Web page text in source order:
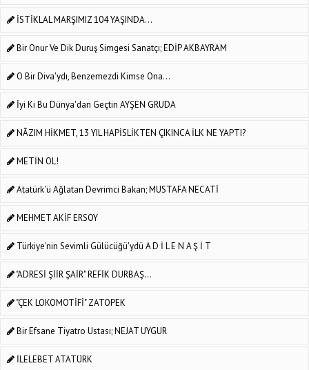
İSTİKLAL MARŞIMIZ 104 YAŞINDA...
Bir Onur Ve Dik Duruş Simgesi Sanatçı; EDİP AKBAYRAM
O Bir Diva'ydı, Benzemezdi Kimse Ona...
İyi Ki Bu Dünya'dan Geçtin AYŞEN GRUDA
NÂZIM HİKMET, 13 YIL HAPİSLİKTEN ÇIKINCA İLK NE YAPTI?
METİN OL!
Atatürk'ü Ağlatan Devrimci Bakan; MUSTAFA NECATİ
MEHMET AKİF ERSOY
Türkiye'nin Sevimli Gülücüğü'ydü A D İ L E N A Ş İ T
"ADRESİ ŞİİR ŞAİR" REFİK DURBAŞ...
"ÇEK LOKOMOTİFİ" ZATOPEK
Bir Efsane Tiyatro Ustası; NEJAT UYGUR
İLELEBET ATATÜRK